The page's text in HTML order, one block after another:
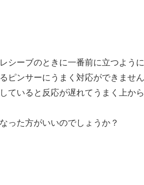
シーブのときに一番前に立つよう
ピンサーにうまく対応ができませ
ていると反応が遅れてうまく上か
った方がいいのでしょうか？